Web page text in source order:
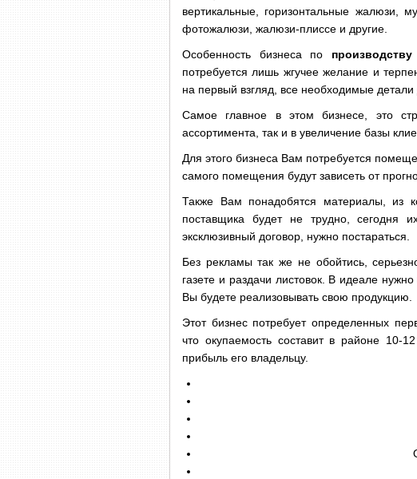
вертикальные, горизонтальные жалюзи,
фотожалюзи, жалюзи-плиссе и другие.
Особенность бизнеса по
потребуется лишь жгучее желание и
на первый взгляд, все необходимые
Самое главное в этом бизнесе, это
ассортимента, так и в увеличение базы
Для этого бизнеса Вам потребуется
самого помещения будут зависеть от
Также Вам понадобятся материалы, из
поставщика будет не трудно, сегодня
эксклюзивный договор, нужно постараться.
Без рекламы так же не обойтись,
газете и раздачи листовок. В идеале нужно
Вы будете реализовывать свою продукцию.
Этот бизнес потребует определенных
что окупаемость составит в районе 10-
прибыль его владельцу.